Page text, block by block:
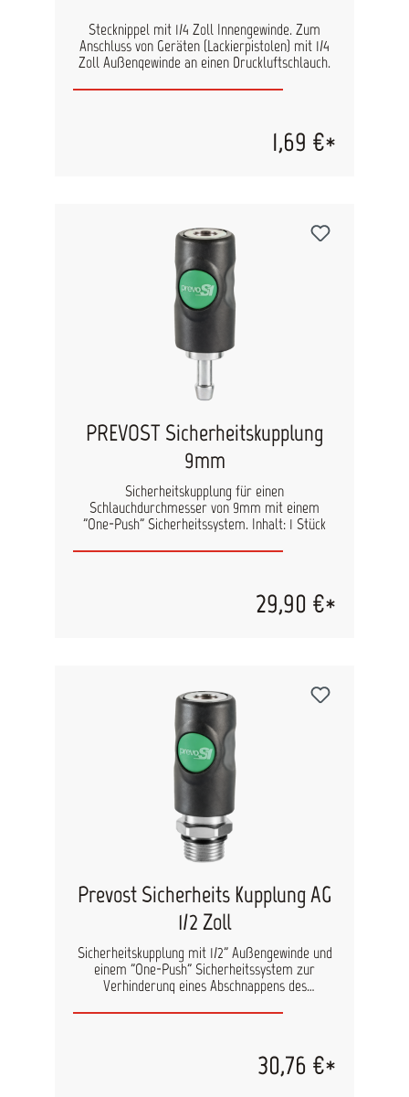
Stecknippel mit 1/4 Zoll Innengewinde. Zum
Anschluss von Geräten (Lackierpistolen) mit 1/4
Zoll Außengewinde an einen Druckluftschlauch.
1,69 €*
PREVOST Sicherheitskupplung
9mm
Sicherheitskupplung für einen
Schlauchdurchmesser von 9mm mit einem
"One-Push" Sicherheitssystem. Inhalt: 1 Stück
29,90 €*
Prevost Sicherheits Kupplung AG
1/2 Zoll
Sicherheitskupplung mit 1/2" Außengewinde und
einem "One-Push" Sicherheitssystem zur
Verhinderung eines Abschnappens des
30,76 €*